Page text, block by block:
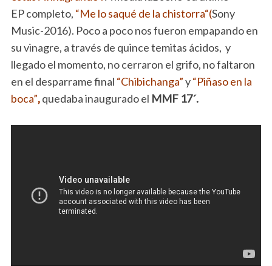
EP completo, “Me lo saqué de la chistorra“(Sony
Music-2016). Poco a poco nos fueron empapando en
su vinagre, a través de quince temitas ácidos, y
llegado el momento, no cerraron el grifo, no faltaron
en el desparrame final “Chibichanga”y“Piñaso en la
boca”,quedaba inaugurado el MMF 17´.